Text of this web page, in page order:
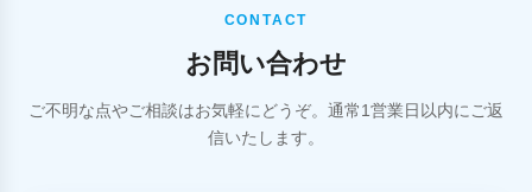
CONTACT
お問い合わせ
ご不明な点やご相談はお気軽にどうぞ。通常1営業日以内にご返
信いたします。